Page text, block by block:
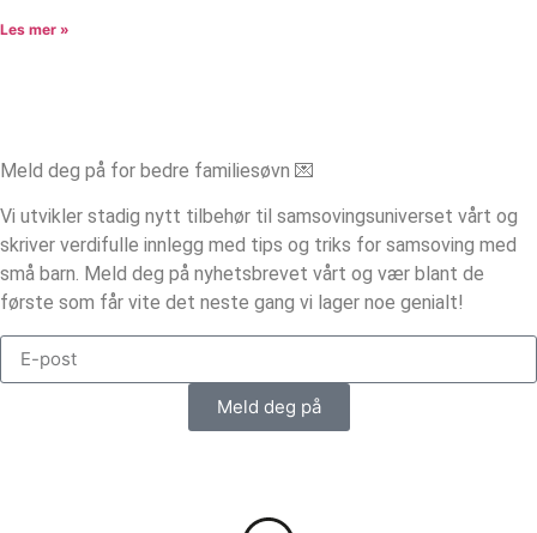
Les mer »
Meld deg på for bedre familiesøvn 💌
Vi utvikler stadig nytt tilbehør til samsovingsuniverset vårt og
skriver verdifulle innlegg med tips og triks for samsoving med
små barn. Meld deg på nyhetsbrevet vårt og vær blant de
første som får vite det neste gang vi lager noe genialt!
Meld deg på